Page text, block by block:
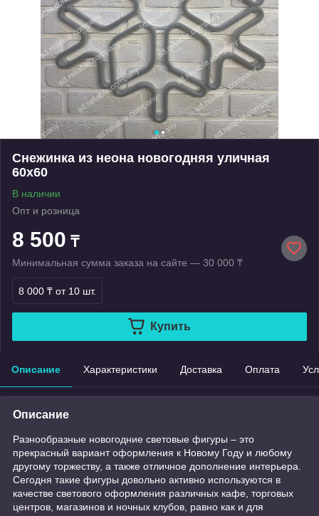
Снежинка из неона новогодняя уличная
60х60
В наличии
Опт и розница
8 500 ₸
Минимальная сумма заказа на сайте — 30 000 ₸
8 000 ₸ от 10 шт.
Купить
Описание Характеристики Доставка Оплата
Описание
Разнообразные новогодние световые фигуры – это
прекрасный вариант оформления к Новому Году и любому
другому торжеству, а также отличное дополнение интерьера.
Сегодня такие фигуры довольно активно используются в
качестве светового оформления различных кафе, торговых
центров, магазинов и ночных клубов, равно как и для